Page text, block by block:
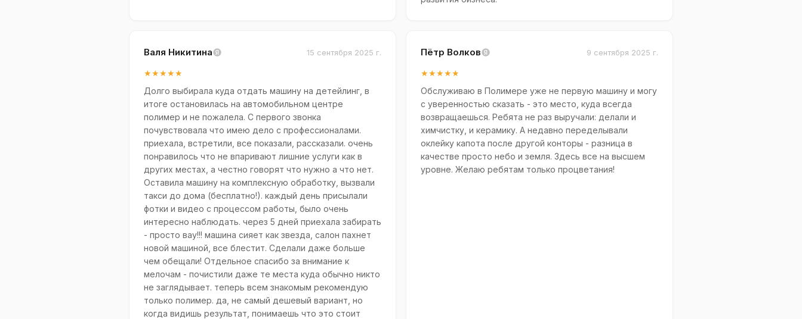
Валя Никитина 15 сентября 2025 г.
★★★★★
Долго выбирала куда отдать машину на детейлинг, в
итоге остановилась на автомобильном центре
полимер и не пожалела. С первого звонка
почувствовала что имею дело с профессионалами.
приехала, встретили, все показали, рассказали. очень
понравилось что не впаривают лишние услуги как в
других местах, а честно говорят что нужно а что нет.
Оставила машину на комплексную обработку, вызвали
такси до дома (бесплатно!). каждый день присылали
фотки и видео с процессом работы, было очень
интересно наблюдать. через 5 дней приехала забирать
- просто вау!!! машина сияет как звезда, салон пахнет
новой машиной, все блестит. Сделали даже больше
чем обещали! Отдельное спасибо за внимание к
мелочам - почистили даже те места куда обычно никто
не заглядывает. теперь всем знакомым рекомендую
только полимер. да, не самый дешевый вариант, но
когда видишь результат, понимаешь что это стоит
Пётр Волков 9 сентября 2025 г.
★★★★★
Обслуживаю в Полимере уже не первую машину и могу
с уверенностью сказать - это место, куда всегда
возвращаешься. Ребята не раз выручали: делали и
химчистку, и керамику. А недавно переделывали
оклейку капота после другой конторы - разница в
качестве просто небо и земля. Здесь все на высшем
уровне. Желаю ребятам только процветания!